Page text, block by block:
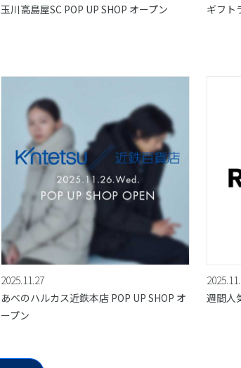
玉川高島屋SC POP UP SHOP オープン
ギフト
2025.11.27
あべのハルカス近鉄本店 POP UP SHOP オ
ープン
週間人